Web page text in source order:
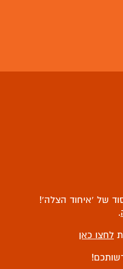
של ‘איחוד הצלה’!
.
לחצו כאן